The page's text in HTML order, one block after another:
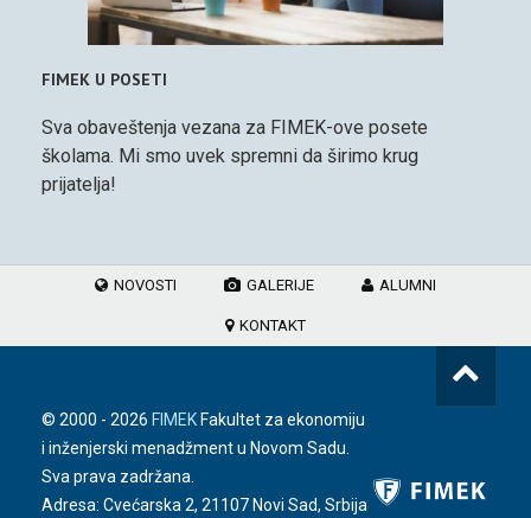
FIMEK U POSETI
Sva obaveštenja vezana za FIMEK-ove posete
školama. Mi smo uvek spremni da širimo krug
prijatelja!
NOVOSTI GALERIJE ALUMNI
KONTAKT
© 2000 - 2026 FIMEK Fakultet za ekonomiju
i inženjerski menadžment u Novom Sadu.
Sva prava zadržana.
Adresa: Cvećarska 2, 21107 Novi Sad, Srbija